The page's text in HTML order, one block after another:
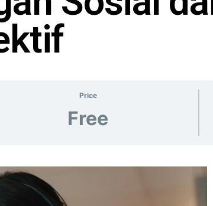
Price
Free